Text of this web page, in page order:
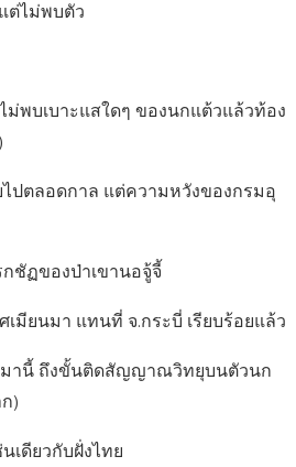
ต่ไม่พบตัว
ม่พบเบาะแสใดๆ ของนกแต้วแล้วท้อง
ปตลอดกาล แต่ความหวังของกรมอุ
ชัฏของป่าเขานอจู้จี้
มียนมา แทนที่ จ.กระบี่ เรียบร้อยแล้ว
มานี้ ถึงขั้นติดสัญญาณวิทยุบนตัวนก
)
เดียวกับฝั่งไทย